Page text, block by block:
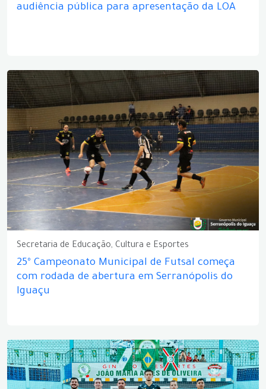
audiência pública para apresentação da LOA
Secretaria de Educação, Cultura e Esportes
25º Campeonato Municipal de Futsal começa
com rodada de abertura em Serranópolis do
Iguaçu